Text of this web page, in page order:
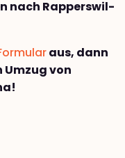
nach Rapperswil-
aus, dann
von